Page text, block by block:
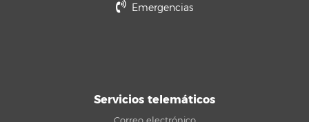
Emergencias
Servicios telemáticos